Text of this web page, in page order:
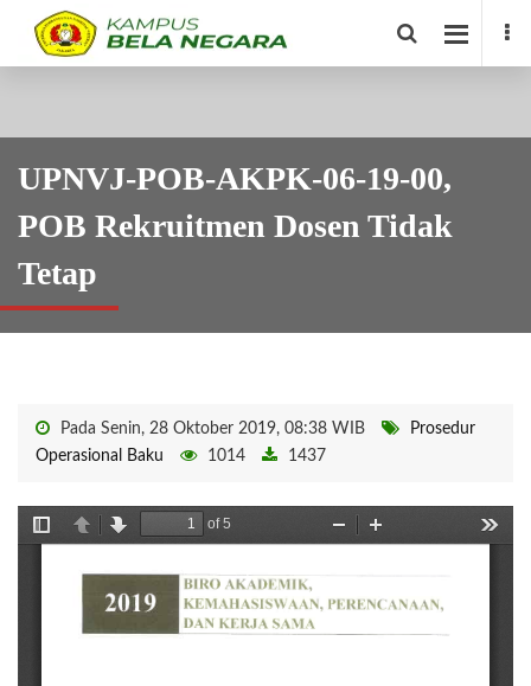
UPNVJ-POB-AKPK-06-19-00,
POB Rekruitmen Dosen Tidak
Tetap
Pada Senin, 28 Oktober 2019, 08:38 WIB
Prosedur
Operasional Baku
1014 1437